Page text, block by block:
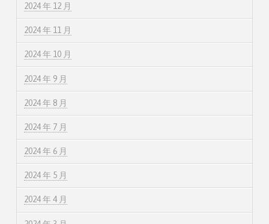
2024 年 12 月
2024 年 11 月
2024 年 10 月
2024 年 9 月
2024 年 8 月
2024 年 7 月
2024 年 6 月
2024 年 5 月
2024 年 4 月